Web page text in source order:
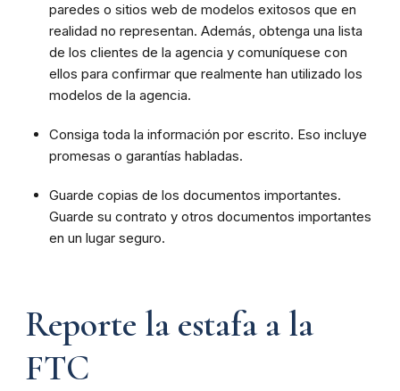
paredes o sitios web de modelos exitosos que en
realidad no representan. Además, obtenga una lista
de los clientes de la agencia y comuníquese con
ellos para confirmar que realmente han utilizado los
modelos de la agencia.
Consiga toda la información por escrito. Eso incluye
promesas o garantías habladas.
Guarde copias de los documentos importantes.
Guarde su contrato y otros documentos importantes
en un lugar seguro.
Reporte la estafa a la
FTC